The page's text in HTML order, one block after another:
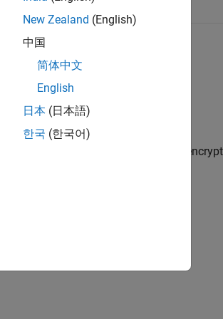
to wireless networks with strong
documentation for instructions.
New Zealand (English)
中国
简体中文
English
日本 (日本語)
한국 (한국어)